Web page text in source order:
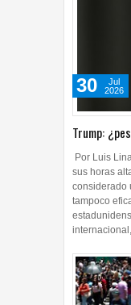
Trump:
30
Jul
2026
Por Luis
sus horas
considerado
tampoco